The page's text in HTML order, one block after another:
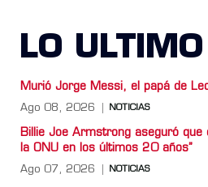
LO ULTIMO
Murió Jorge Messi, el papá de
Ago 08, 2026 NOTICIAS
Billie Joe Armstrong aseguró que
la ONU en los últimos 20 años”
Ago 07, 2026 NOTICIAS